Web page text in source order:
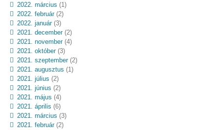
2022. március (1)
2022. február(2)
2022. január(3)
2021. december(2)
2021. november(4)
2021. október(3)
2021. szeptember(2)
2021. augusztus (1)
2021. július (2)
2021. június (2)
2021. május (4)
2021. április (6)
2021. március (3)
2021. február(2)